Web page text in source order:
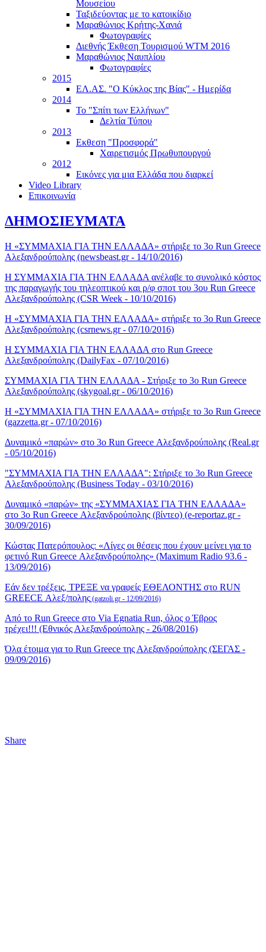
Μουσείου
Ταξιδεύοντας με το κατοικίδιο
Μαραθώνιος Κρήτης-Χανιά
Φωτογραφίες
Διεθνής Έκθεση Τουρισμού WTM 2016
Μαραθώνιος Ναυπλίου
Φωτογραφίες
2015
ΕΛ.ΑΣ. "Ο Κύκλος της Βίας" - Ημερίδα
2014
Το "Σπίτι των Ελλήνων"
Δελτία Τύπου
2013
Εκθεση "Προσφορά"
Χαιρετισμός Πρωθυπουργού
2012
Εικόνες για μια Ελλάδα που διαρκεί
Video Library
Επικοινωνία
ΔΗΜΟΣΙΕΥΜΑΤΑ
Η «ΣΥΜΜΑΧΙΑ ΓΙΑ ΤΗΝ ΕΛΛΑΔΑ» στήριξε το 3ο Run Greece
Αλεξανδρούπολης (newsbeast.gr - 14/10/2016)
Η ΣΥΜΜΑΧΙΑ ΓΙΑ ΤΗΝ ΕΛΛΑΔΑ ανέλαβε το συνολικό κόστος
της παραγωγής του τηλεοπτικού και ρ/φ σποτ του 3ου Run Greece
Αλεξανδρούπολης (CSR Week - 10/10/2016)
Η «ΣΥΜΜΑΧΙΑ ΓΙΑ ΤΗΝ ΕΛΛΑΔΑ» στήριξε το 3ο Run Greece
Αλεξανδρούπολης (csrnews.gr - 07/10/2016)
Η ΣΥΜΜΑΧΙΑ ΓΙΑ ΤΗΝ ΕΛΛΑΔΑ στο Run Greece
Αλεξανδρούπολης (DailyFax - 07/10/2016)
ΣΥΜΜΑΧΙΑ ΓΙΑ ΤΗΝ ΕΛΛΑΔA - Στήριξε το 3ο Run Greece
Αλεξανδρούπολης (skygoal.gr - 06/10/2016)
Η «ΣΥΜΜΑΧΙΑ ΓΙΑ ΤΗΝ ΕΛΛΑΔΑ» στήριξε το 3ο Run Greece
(gazzetta.gr - 07/10/2016)
Δυναμικό «παρών» στο 3ο Run Greece Αλεξανδρούπολης (Real.gr
- 05/10/2016)
"ΣΥΜΜΑΧΙΑ ΓΙΑ ΤΗΝ ΕΛΛΑΔΑ": Στήριξε το 3ο Run Greece
Αλεξανδρούπολης (Business Today - 03/10/2016)
Δυναμικό «παρών» της «ΣΥΜΜΑΧΙΑΣ ΓΙΑ ΤΗΝ ΕΛΛΑΔΑ»
στο 3ο Run Greece Αλεξανδρούπολης (βίντεο) (e-reportaz.gr -
30/09/2016)
Κώστας Πατερόπουλος: «Λίγες οι θέσεις που έχουν μείνει για το
φετινό Run Greece Αλεξανδρούπολης» (Maximum Radio 93.6 -
13/09/2016)
Εάν δεν τρέξεις, ΤΡΕΞΕ να γραφείς ΕΘΕΛΟΝΤΗΣ στο RUN
GREECE Αλεξ/πολης (gatzoli.gr - 12/09/2016)
Από το Run Greece στο Via Egnatia Run, όλος ο Έβρος
τρέχει!!! (Εθνικός Αλεξανδρούπολης - 26/08/2016)
Όλα έτοιμα για το Run Greece της Αλεξανδρούπολης (ΣΕΓΑΣ -
09/09/2016)
Share